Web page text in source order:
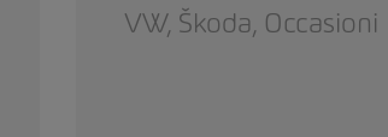
VW, Škoda, Occasioni